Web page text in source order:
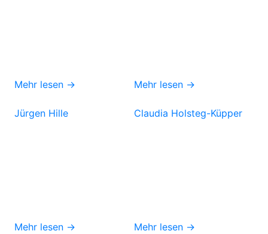
Mehr lesen → Mehr lesen →
Jürgen Hille
Mehr lesen →
Claudia Holsteg-Küpper
Mehr lesen →